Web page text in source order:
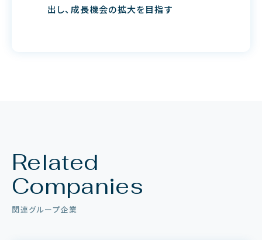
出し、成長機会の拡大を目指す
Related
Companies
関連グループ企業